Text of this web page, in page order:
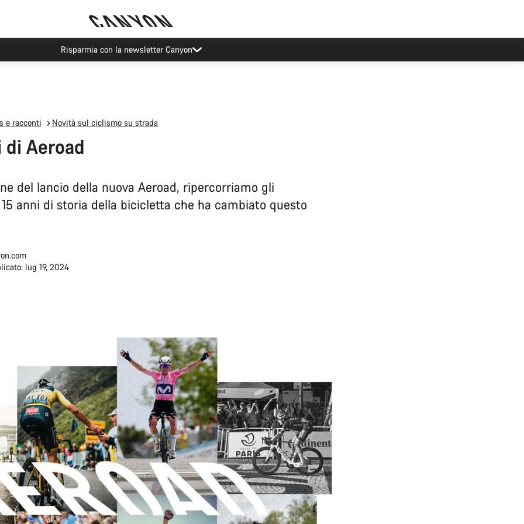
Risparmia con la newsletter Canyon
e racconti Novità sul ciclismo su strada
di Aeroad
del lancio della nuova Aeroad, ripercorriamo gli
anni di storia della bicicletta che ha cambiato questo
lug 19, 2024